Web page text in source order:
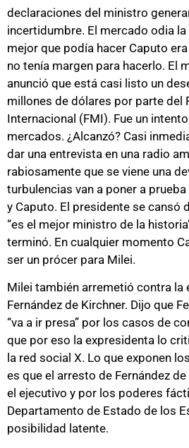
declaraciones del ministro
incertidumbre. El mercado odia
mejor que podía hacer Caputo
no tenía margen para hacerlo. El
anunció que está casi listo un
millones de dólares por parte del
Internacional (FMI). Fue un
mercados. ¿Alcanzó? Casi
dar una entrevista en una radio
rabiosamente que se viene una
turbulencias van a poner a
y Caputo. El presidente se cansó
“es el mejor ministro de la
terminó. En cualquier momento
ser un prócer para Milei.
Milei también arremetió contra la
Fernández de Kirchner. Dijo que
“va a ir presa” por los casos de
que por eso la expresidenta lo
la red social X. Lo que exponen
es que el arresto de Fernández
el ejecutivo y por los poderes
Departamento de Estado de los
posibilidad latente.